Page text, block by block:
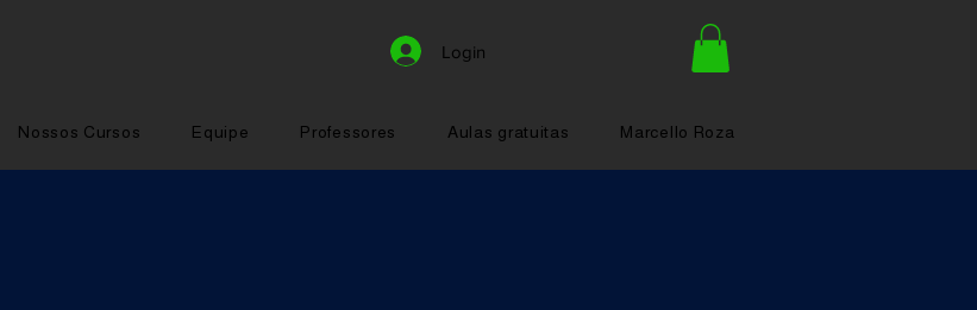
Login
Nossos Cursos Equipe Professores Aulas gratuitas Marcello Roza